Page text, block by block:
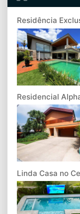
Residência
Residencial
Linda Casa no